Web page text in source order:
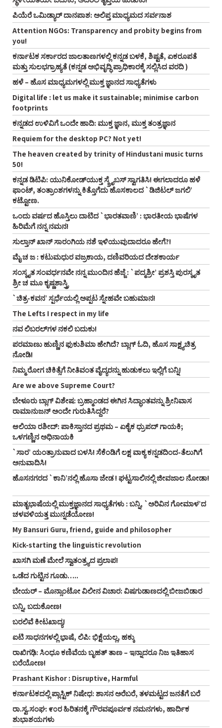
ಪಿಯೆರೆ ಒಮಿಡ್ಯಾರ್ ದಾನಪಾಶ: ಅಲಿಪ್ತ ಮಾಧ್ಯಮದ ಸರ್ವನಾಶ
Attention NGOs: Transparency and probity begins from
you!
ಕರ್ನಾಟಕ ಸರ್ಕಾರದ ಜಾಲತಾಣಗಳಲ್ಲಿ ಕನ್ನಡ ಬಳಕೆ, ಶಿಷ್ಟತೆ, ಏಕರೂಪತೆ
ಮತ್ತು ಸುಲಭಗ್ರಾಹ್ಯತೆ (ಕನ್ನಡ ಅಭಿವೃದ್ಧಿ ಪ್ರಾಧಿಕಾರಕ್ಕೆ ಸಲ್ಲಿಸಿದ ವರದಿ )
ಹಳೆ – ಹೊಸ ಮಾಧ್ಯಮಗಳಲ್ಲಿ ಮುಕ್ತ ಜ್ಞಾನದ ಸಾಧ್ಯತೆಗಳು
Digital life : let us make it sustainable; minimise carbon
footprints
ಕನ್ನಡದ ಉಳಿವಿಗೆ ಒಂದೇ ಹಾದಿ: ಮುಕ್ತ ಜ್ಞಾನ, ಮುಕ್ತ ತಂತ್ರಜ್ಞಾನ
Requiem for the desktop PC? Not yet!
The heaven created by trinity of Hindustani music turns
50!
ಕನ್ನಡ ಡಿಟಿಪಿ: ಯುನಿಕೋಡ್‌ಯುಕ್ತ ಸ್ಕ್ರೈಬಸ್‌ ಸ್ವಾಗತಿಸಿ! ಈಗಲಾದರೂ ಹಳೆ
ಫಾಂಟ್‌, ತಂತ್ರಾಂಶಗಳನ್ನು ಕಿತ್ತೊಗೆದು ಹೊಸಕಾಲದ `ಡಿಜಿಟಲ್‌ ಜಗಲಿ’
ಕಟ್ಟೋಣ.
ಒಂದು ವರ್ಷದ ಹೊಸ್ತಿಲು ದಾಟಿದ `ಭಾರತವಾಣಿ’ : ಭಾರತೀಯ ಭಾಷೆಗಳ
ಹಿರಿಮೆಗೆ ನನ್ನ ನಮನ!
ಸುಲ್ತಾನ್‌ ಖಾನ್‌ ಸಾರಂಗಿಯ ನಶೆ ಇಳಿಯುವುದಾದರೂ ಹೇಗೆ?!
ಮೈ ಚ ಜ : ಕಟುಮಧುರ ವಜ್ರಕಾಯ, ದಣಿವರಿಯದ ದೇಶಕಾರ್ಯ
ಸಂಸ್ಕೃತ ಸಂವರ್ಧನವೇ ನನ್ನ ಮುಂದಿನ ಹೆಜ್ಜೆ : `ಪದ್ಮಶ್ರೀ’ ಪ್ರಶಸ್ತಿ ಪುರಸ್ಕೃತ
ಶ್ರೀ ಚ ಮೂ ಕೃಷ್ಣಶಾಸ್ತ್ರಿ
`ಚಿತ್ರ-ಕವನ’ ಸ್ಪರ್ಧೆಯಲ್ಲಿ ಅಪ್ಪಟ ಸ್ನೇಹವೇ ಬಹುಮಾನ!
The Lefts I respect in my life
ನವ ಲಿಬರಲ್‌ಗಳ ನಕಲಿ ಬದುಕು!
ಪರಮಾಣು ಹುಣ್ಣಿನ ಫುಕುಶಿಮಾ ಹೇಗಿದೆ? ಬ್ಲಾಗ್‌ ಓದಿ, ಹೊಸ ಸಾಕ್ಷ್ಯಚಿತ್ರ
ನೋಡಿ!
ನಿಮ್ಮ ರೋಗ ಚಿಕಿತ್ಸೆಗೆ ನೀತಿವಂತ ವೈದ್ಯರನ್ನು ಹುಡುಕಲು ಇಲ್ಲಿಗೆ ಬನ್ನಿ!
Are we above Supreme Court?
ಬೇಳೂರು ಬ್ಲಾಗ್‌ ವಿಶೇಷ: ಬ್ರಹ್ಮಾಂಡದ ಈಗಿನ ಸಿದ್ಧಾಂತವನ್ನು ಶ್ರೀನಿವಾಸ
ರಾಮಾನುಜನ್‌ ಅಂದೇ ಗುರುತಿಸಿದ್ದರೆ?
ಆಲಿಯಾ ರಶೀದ್‌: ಪಾಕಿಸ್ತಾನದ ಪ್ರಥಮ – ಏಕೈಕ ಧ್ರುಪದ್‌ ಗಾಯಕಿ;
ಒಳಗಣ್ಣಿನ ಅಧಿನಾಯಕಿ
`ಸಾರ’ ಯಂತ್ರಾನುವಾದ ಬಳಸಿ! ಸೆಕೆಂಡಿಗೆ ಲಕ್ಷ ವಾಕ್ಯ ಕನ್ನಡದಿಂದ-ತೆಲುಗಿಗೆ
ಅನುವಾದಿಸಿ!
ಹೊಸನಗರದ `ಕಾನಿ’ನಲ್ಲಿ ಹೊಸಾ ಜೇಡ ! ಘಟ್ಟಸಾಲಿನಲ್ಲಿ ಜೀವಜಾಲ ನೋಡಾ!
ಮಾತೃಭಾಷೆಯಲ್ಲಿ ಮುಕ್ತಜ್ಞಾನದ ಸಾಧ್ಯತೆಗಳು : ಬನ್ನಿ, `ಅರಿವಿನ ಗೋಮಾಳ’ದ
ಚಳವಳಿಯತ್ತ ಮುನ್ನಡೆಯೋಣ!
My Bansuri Guru, friend, guide and philosopher
Kick-starting the linguistic revolution
ಖಾಸಗಿ ಮಣೆ ಮೇಲೆ ಸ್ವಾತಂತ್ರ್ಯದ ಪ್ರಲಾಪ!
ಒಡೆದ ಗುಟ್ಟಿನ ಗೂಡು…..
ಬೇಯರ್ – ಮೊನ್ಸಾಂಟೋ ವಿಲೀನ ವಿಚಾರ: ವಿಷಗುಡಾಣದಲ್ಲಿ ಬೀಜಬಿಡಾರ
ಬನ್ನಿ, ಬದುಕೋಣ!
ಬರಲಿವೆ ಕೀಟಖಾದ್ಯ!
ಐಟಿ ಸಾಧನಗಳಲ್ಲಿ ಭಾ಼ಷೆ, ಲಿಪಿ: ಭಿಕ್ಷೆಯಲ್ಲ, ಹಕ್ಕು
ರಾಖಿಗಢಿ: ಸಿಂಧೂ ಕಣಿವೆಯ ಬೃಹತ್ ತಾಣ – ಇನ್ನಾದರೂ ನಿಜ ಇತಿಹಾಸ
ಬರೆಯೋಣ!
Prashant Kishor : Disruptive, Harmful
ಕರ್ನಾಟಕದಲ್ಲಿ ಪ್ಲಾಸ್ಟಿಕ್‌ ನಿಷೇಧ: ಶಾಸನ ಅರೆಬರೆ, ತಳಮಟ್ಟದ ಜನತೆಗೆ ಬರೆ
ರಾ.ಸ್ವ.ಸಂಘ: ೯೦ರ ಹಿರಿತನಕ್ಕೆ ಗೌರವಪೂರ್ವಕ ನಮನಗಳು, ಹಾರ್ದಿಕ
ಶುಭಾಶಯಗಳು